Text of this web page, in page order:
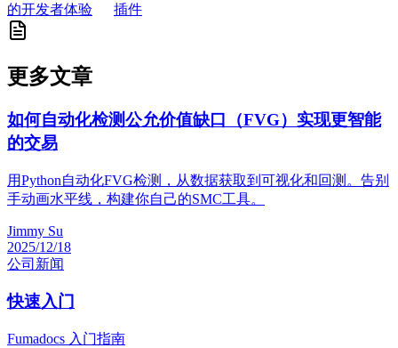
的开发者体验
插件
更多文章
如何自动化检测公允价值缺口（FVG）实现更智能
的交易
用Python自动化FVG检测，从数据获取到可视化和回测。告别
手动画水平线，构建你自己的SMC工具。
Jimmy Su
2025/12/18
公司 新闻
快速入门
Fumadocs 入门指南